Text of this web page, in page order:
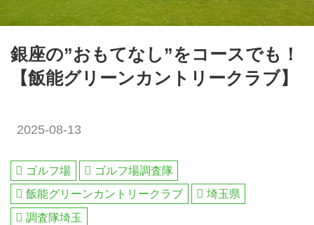
銀座の”おもてなし”をコースでも！
【飯能グリーンカントリークラブ】
2025-08-13
ゴルフ場
ゴルフ場調査隊
飯能グリーンカントリークラブ
埼玉県
調査隊埼玉